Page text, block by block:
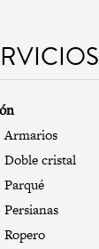
Armarios
Doble cristal
Parqué
Persianas
Ropero